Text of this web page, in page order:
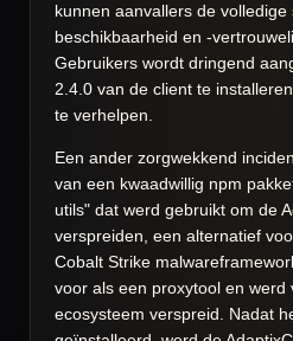
kunnen aanvallers de
beschikbaarheid en -
Gebruikers wordt dringend
2.4.0 van de client te
te verhelpen.
Een ander zorgwekkend
van een kwaadwillig npm
utils" dat werd gebruikt om de
verspreiden, een alternatief
Cobalt Strike
voor als een proxytool en werd
ecosysteem verspreid. Nadat